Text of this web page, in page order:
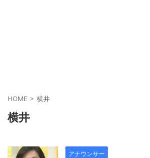
HOME > 横井
横井
アナウンサー